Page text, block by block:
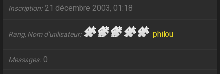
Inscription 21 décembre 2003, 01:18
Rang, Nom d’utilisateur philou
Messages 0